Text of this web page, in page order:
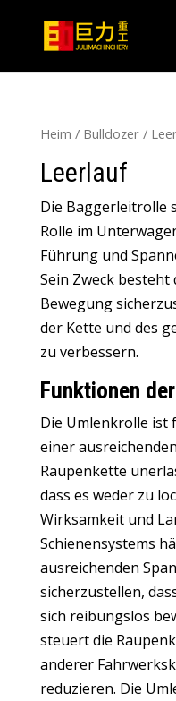
Heim / Bulldozer/
Leerlauf
Die Baggerleitrolle
Rolle im
Führung und
Sein Zweck
Bewegung
der Kette und des
zu verbessern.
Funktionen
Die Umlenkrolle
einer
Raupenkette
dass es weder zu
Wirksamkeit und
Schienensystems
ausreichenden
sicherzustellen,
sich reibungslos
steuert die
anderer
reduzieren. Die